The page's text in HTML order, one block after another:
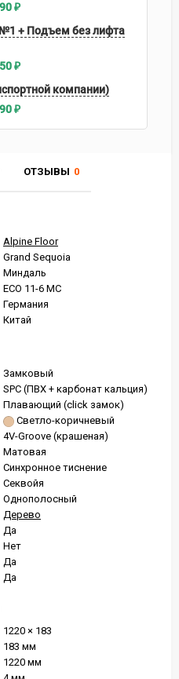
ОТЗЫВЫ 0
Alpine Floor
Grand Sequoia
Миндаль
ECO 11-6 MC
Германия
Китай
Замковый
SPC (ПВХ + карбонат кальция)
Плавающий (click замок)
Светло-коричневый
4V-Groove (крашеная)
Матовая
Синхронное тиснение
Секвойя
Однополосный
Дерево
Да
Нет
Да
Да
1220 × 183
183 мм
1220 мм
₽
+ Подъем без лифта
₽
компании)
₽